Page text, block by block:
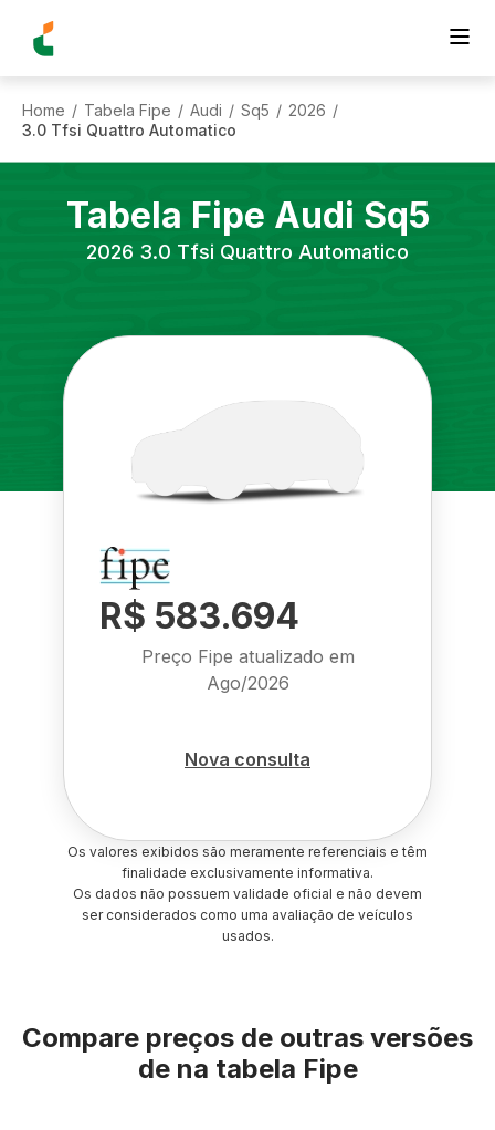
Home / Tabela Fipe / Audi / Sq5 / 2026 /
3.0 Tfsi Quattro Automatico
Tabela Fipe Audi Sq5
2026 3.0 Tfsi Quattro Automatico
R$ 583.694
Preço Fipe atualizado em
Ago/2026
Nova consulta
Os valores exibidos são meramente referenciais e têm
finalidade exclusivamente informativa.
Os dados não possuem validade oficial e não devem
ser considerados como uma avaliação de veículos
usados.
Compare preços de outras versões
de na tabela Fipe